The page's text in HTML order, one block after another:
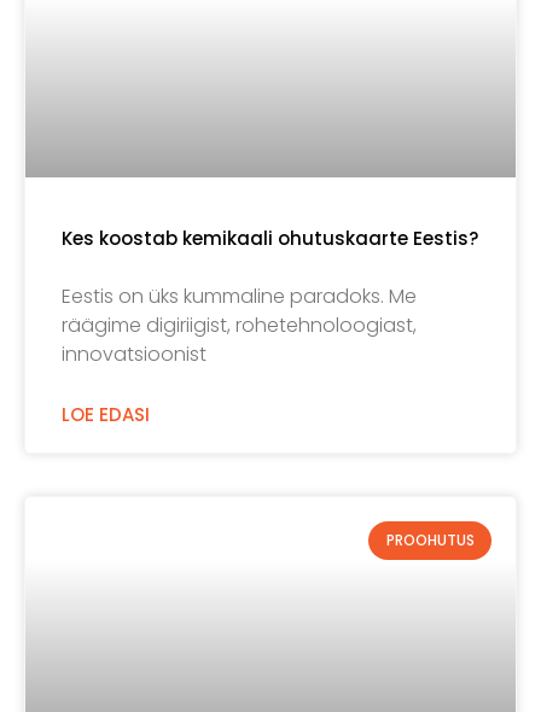
Kes koostab kemikaali ohutuskaarte Eestis?
Eestis on üks kummaline paradoks. Me
räägime digiriigist, rohetehnoloogiast,
innovatsioonist
LOE EDASI
PROOHUTUS